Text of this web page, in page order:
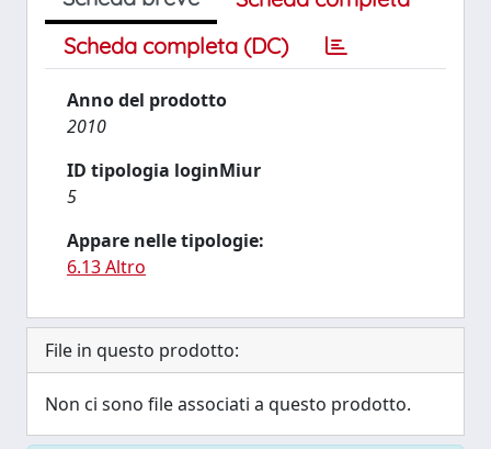
Scheda completa (DC)
Anno del prodotto
2010
ID tipologia loginMiur
5
Appare nelle tipologie:
6.13 Altro
File in questo prodotto:
Non ci sono file associati a questo prodotto.